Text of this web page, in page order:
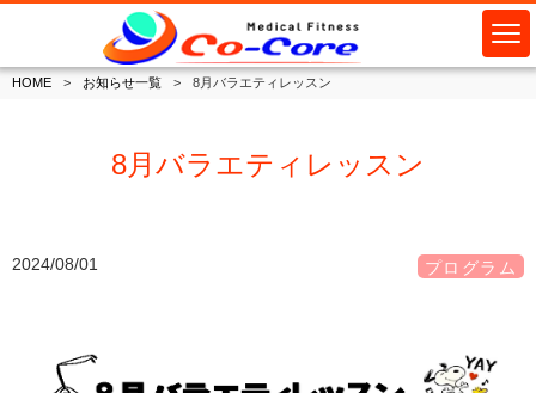
HOME お知らせ一覧 8月バラエティレッスン
8月バラエティレッスン
2024/08/01 プログラム